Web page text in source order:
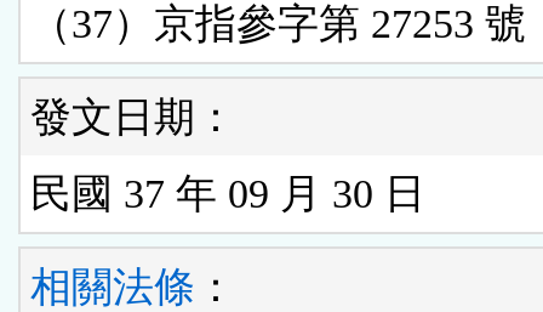
（37）京指參字第 27253 號
發文日期：
民國 37 年 09 月 30 日
相關法條 ：